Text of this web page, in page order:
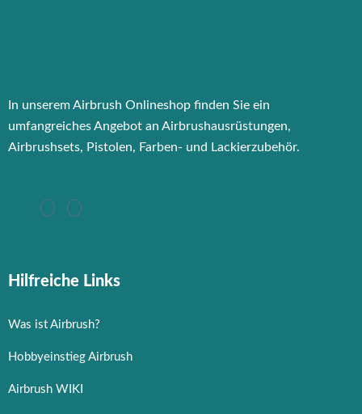
In unserem Airbrush Onlineshop finden Sie ein
umfangreiches Angebot an Airbrushausrüstungen,
Airbrushsets, Pistolen, Farben- und Lackierzubehör.
Hilfreiche Links
Was ist Airbrush?
Hobbyeinstieg Airbrush
Airbrush WIKI